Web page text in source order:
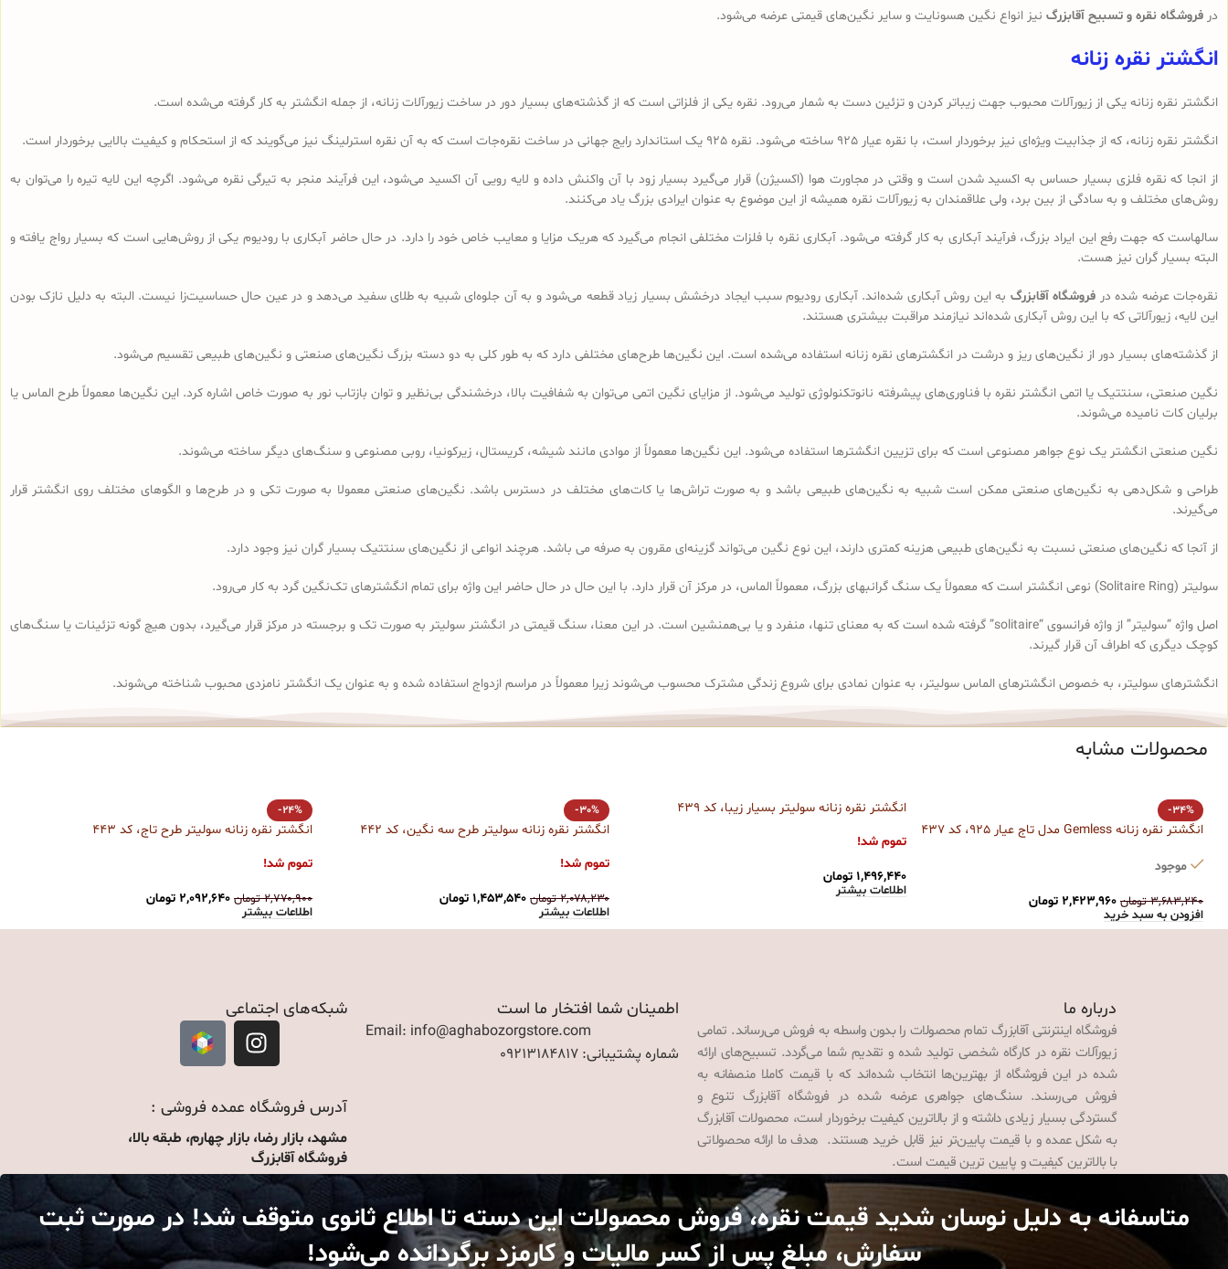
در فروشگاه نقره و تسبیح آقابزرگ نیز انواع نگین هسونایت و سایر نگین‌های قیمتی عرضه می‌شود.
انگشتر نقره زنانه
انگشتر نقره زنانه یکی از زیورآلات محبوب جهت زیباتر کردن و تزئین دست به شمار می‌رود. نقره یکی از فلزاتی است که از گذشته‌های بسیار دور در ساخت زیورآلات زنانه، از جمله انگشتر به کار گرفته می‌شده است.
انگشتر نقره زنانه، که از جذابیت ویژه‌ای نیز برخوردار است، با نقره عیار 925 ساخته می‌شود. نقره 925 یک استاندارد رایج جهانی در ساخت نقره‌جات است که به آن نقره استرلینگ نیز می‌گویند که از استحکام و کیفیت بالایی برخوردار است.
از انجا که نقره فلزی بسیار حساس به اکسید شدن است و وقتی در مجاورت هوا (اکسیژن) قرار می‌گیرد بسیار زود با آن واکنش داده و لایه رویی آن اکسید می‌شود، این فرآیند منجر به تیرگی نقره می‌شود. اگرچه این لایه تیره را می‌توان به
روش‌های مختلف و به سادگی از بین برد، ولی علاقمندان به زیورآلات نقره همیشه از این موضوع به عنوان ایرادی بزرگ یاد می‌کنند.
سالهاست که جهت رفع این ایراد بزرگ، فرآیند آبکاری به کار گرفته می‌شود. آبکاری نقره با فلزات مختلفی انجام می‌گیرد که هریک مزایا و معایب خاص خود را دارد. در حال حاضر آبکاری با رودیوم یکی از روش‌هایی است که بسیار رواج یافته و
البته بسیار گران نیز هست.
نقره‌جات عرضه شده در فروشگاه آقابزرگ به این روش آبکاری شده‌اند. آبکاری رودیوم سبب ایجاد درخشش بسیار زیاد قطعه می‌شود و به آن جلوه‌ای شبیه به طلای سفید می‌دهد و در عین حال حساسیت‌زا نیست. البته به دلیل نازک بودن
این لایه، زیورآلاتی که با این روش آبکاری شده‌اند نیازمند مراقبت بیشتری هستند.
از گذشته‌های بسیار دور از نگین‌های ریز و درشت در انگشترهای نقره زنانه استفاده می‌شده است. این نگین‌ها طرح‌های مختلفی دارد که به طور کلی به دو دسته بزرگ نگین‌های صنعتی و نگین‌های طبیعی تقسیم می‌شود.
نگین صنعتی، سنتتیک یا اتمی انگشتر نقره با فناوری‌های پیشرفته نانوتکنولوژی تولید می‌شود. از مزایای نگین اتمی می‌توان به شفافیت بالا، درخشندگی بی‌نظیر و توان بازتاب نور به صورت خاص اشاره کرد. این نگین‌ها معمولاً طرح الماس یا
برلیان کات نامیده می‌شوند.
نگین صنعتی انگشتر یک نوع جواهر مصنوعی است که برای تزیین انگشترها استفاده می‌شود. این نگین‌ها معمولاً از موادی مانند شیشه، کریستال، زیرکونیا، روبی مصنوعی و سنگ‌های دیگر ساخته می‌شوند.
طراحی و شکل‌دهی به نگین‌های صنعتی ممکن است شبیه به نگین‌های طبیعی باشد و به صورت تراش‌ها یا کات‌های مختلف در دسترس باشد. نگین‌های صنعتی معمولا به صورت تکی و در طرح‌ها و الگوهای مختلف روی انگشتر قرار
می‌گیرند.
از آنجا که نگین‌های صنعتی نسبت به نگین‌های طبیعی هزینه کمتری دارند، این نوع نگین می‌تواند گزینه‌ای مقرون به صرفه می باشد. هرچند انواعی از نگین‌های سنتتیک بسیار گران نیز وجود دارد.
سولیتر (Solitaire Ring) نوعی انگشتر است که معمولاً یک سنگ گرانبهای بزرگ، معمولاً الماس، در مرکز آن قرار دارد. با این حال در حال حاضر این واژه برای تمام انگشترهای تک‌نگین گرد به کار می‌رود.
اصل واژه “سولیتر” از واژه فرانسوی “solitaire” گرفته شده است که به معنای تنها، منفرد و یا بی‌همنشین است. در این معنا، سنگ قیمتی در انگشتر سولیتر به صورت تک و برجسته در مرکز قرار می‌گیرد، بدون هیچ گونه تزئینات یا سنگ‌های
کوچک دیگری که اطراف آن قرار گیرند.
انگشترهای سولیتر، به خصوص انگشترهای الماس سولیتر، به عنوان نمادی برای شروع زندگی مشترک محسوب می‌شوند زیرا معمولاً در مراسم ازدواج استفاده شده و به عنوان یک انگشتر نامزدی محبوب شناخته می‌شوند.
محصولات مشابه
-34%
انگشتر نقره زنانه Gemless مدل تاج عیار 925، کد 437
موجود
۳,۶۸۳,۲۴۰ تومان ۲,۴۲۳,۹۶۰ تومان
افزودن به سبد خرید
انگشتر نقره زنانه سولیتر بسیار زیبا، کد 439
تموم شد!
۱,۴۹۶,۴۴۰ تومان
اطلاعات بیشتر
-30%
انگشتر نقره زنانه سولیتر طرح سه نگین، کد 442
تموم شد!
۲,۰۷۸,۲۳۰ تومان ۱,۴۵۳,۵۴۰ تومان
اطلاعات بیشتر
-24%
انگشتر نقره زنانه سولیتر طرح تاج، کد 443
تموم شد!
۲,۷۷۰,۹۰۰ تومان ۲,۰۹۲,۶۴۰ تومان
اطلاعات بیشتر
درباره ما
فروشگاه اینترنتی آقابزرگ تمام محصولات را بدون واسطه به فروش می‌رساند. تمامی
زیورآلات نقره در کارگاه شخصی تولید شده و تقدیم شما می‌گردد. تسبیح‌های ارائه
شده در این فروشگاه از بهترین‌ها انتخاب شده‌اند که با قیمت کاملا منصفانه به
فروش می‌رسند. سنگ‌های جواهری عرضه شده در فروشگاه آقابزرگ تنوع و
گستردگی بسیار زیادی داشته و از بالاترین کیفیت برخوردار است، محصولات آقابزرگ
به شکل عمده و با قیمت پایین‌تر نیز قابل خرید هستند. هدف ما ارائه محصولاتی
با بالاترین کیفیت و پایین ترین قیمت است.
اطمینان شما افتخار ما است
Email: info@aghabozorgstore.com
شماره پشتیبانی: 09213184817
شبکه‌های اجتماعی
آدرس فروشگاه عمده فروشی :
مشهد، بازار رضا، بازار چهارم، طبقه بالا،
فروشگاه آقابزرگ
متاسفانه به دلیل نوسان شدید قیمت نقره، فروش محصولات این دسته تا اطلاع ثانوی متوقف شد! در صورت ثبت
سفارش، مبلغ پس از کسر مالیات و کارمزد برگردانده می‌شود!